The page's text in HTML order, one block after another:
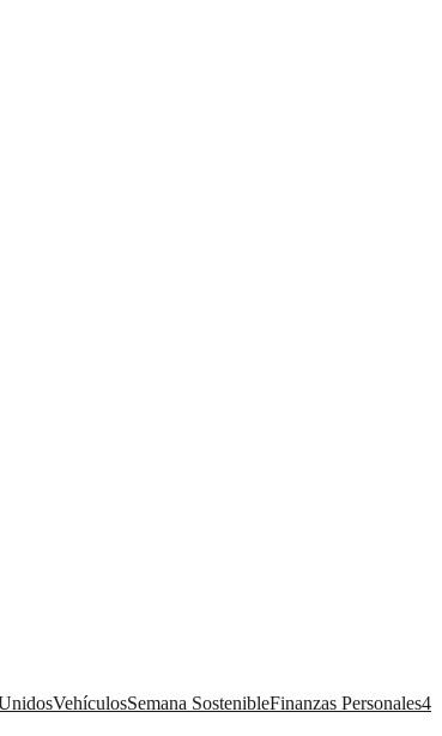
VehículosSemana SostenibleFinanzas Personales4